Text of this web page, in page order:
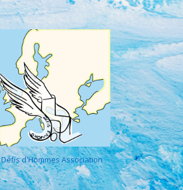
Défis d'Hommes Association